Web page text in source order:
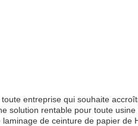
entreprise qui souhaite
solution rentable pour toute
de ceinture de papier de